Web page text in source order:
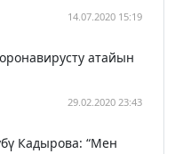
14.07.2020 15:19
атайын
29.02.2020 23:43
Кадырова: “Мен